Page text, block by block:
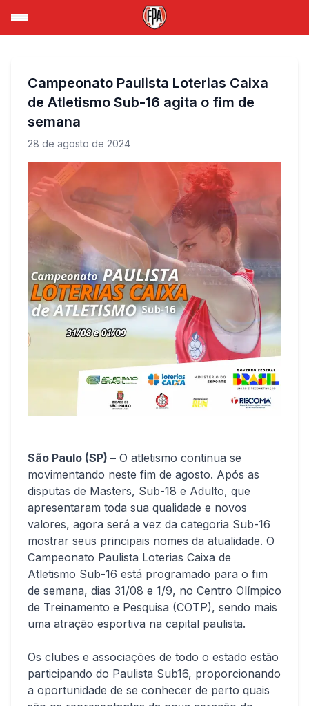
Campeonato Paulista Loterias Caixa
de Atletismo Sub-16 agita o fim de
semana
28 de agosto de 2024
São Paulo (SP) – O atletismo continua se
movimentando neste fim de agosto. Após as
disputas de Masters, Sub-18 e Adulto, que
apresentaram toda sua qualidade e novos
valores, agora será a vez da categoria Sub-16
mostrar seus principais nomes da atualidade. O
Campeonato Paulista Loterias Caixa de
Atletismo Sub-16 está programado para o fim
de semana, dias 31/08 e 1/9, no Centro Olímpico
de Treinamento e Pesquisa (COTP), sendo mais
uma atração esportiva na capital paulista.
Os clubes e associações de todo o estado estão
participando do Paulista Sub16, proporcionando
a oportunidade de se conhecer de perto quais